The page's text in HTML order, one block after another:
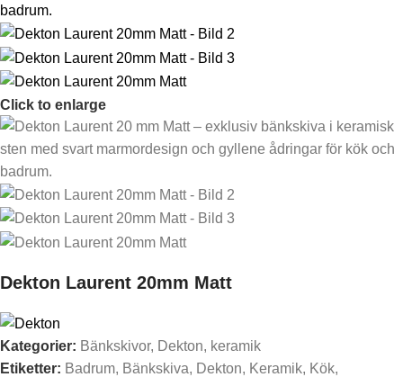
Click to enlarge
Dekton Laurent 20mm Matt
Kategorier: Bänkskivor, Dekton, keramik
Etiketter: Badrum, Bänkskiva, Dekton, Keramik, Kök,